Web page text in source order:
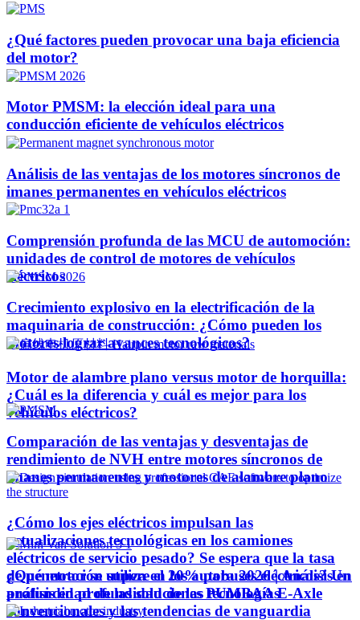
¿Qué factores pueden provocar una baja eficiencia
del motor?
Motor PMSM: la elección ideal para una
conducción eficiente de vehículos eléctricos
Análisis de las ventajas de los motores síncronos de
imanes permanentes en vehículos eléctricos
Comprensión profunda de las MCU de automoción:
unidades de control de motores de vehículos
eléctricos
Crecimiento explosivo en la electrificación de la
maquinaria de construcción: ¿Cómo pueden los
motores lograr avances tecnológicos?
Motor de alambre plano versus motor de horquilla:
¿Cuál es la diferencia y cuál es mejor para los
vehículos eléctricos?
Comparación de las ventajas y desventajas de
rendimiento de NVH entre motores síncronos de
imanes permanentes y motores de alambre plano
¿Cómo los ejes eléctricos impulsan las
actualizaciones tecnológicas en los camiones
eléctricos de servicio pesado? Se espera que la tasa
de penetración supere el 20% para 2026 | Análisis en
profundidad de las soluciones PUMBAA E-Axle
¿Qué motor se utiliza en los autobuses eléctricos? Un
análisis en profundidad de las tecnologías
convencionales y las tendencias de vanguardia